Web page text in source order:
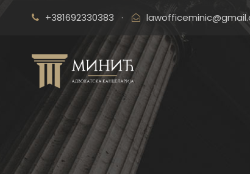
+381692330383 ·